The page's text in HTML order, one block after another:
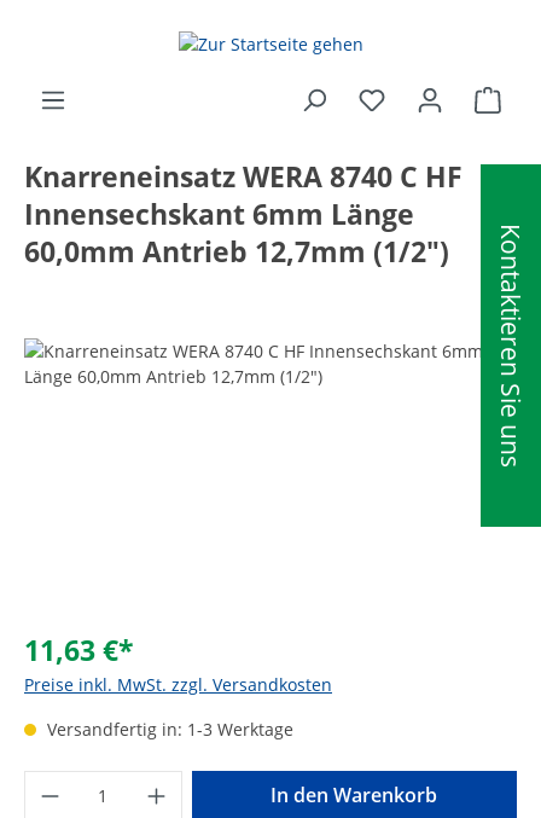
Kontaktieren Sie uns
Knarreneinsatz WERA 8740 C HF
Innensechskant 6mm Länge
60,0mm Antrieb 12,7mm (1/2")
Bildergalerie überspringen
11,63 €*
Preise inkl. MwSt. zzgl. Versandkosten
Versandfertig in: 1-3 Werktage
Produkt Anzahl: Gib den gewünschten
In den Warenkorb